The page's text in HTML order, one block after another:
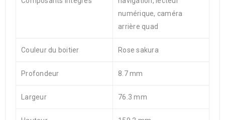
numérique, caméra
arrière quad
Couleur du boitier Rose sakura
Profondeur 8.7 mm
Largeur 76.3 mm